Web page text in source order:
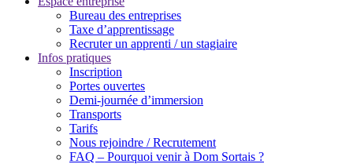
Bureau des entreprises
Taxe d’apprentissage
Recruter un apprenti / un stagiaire
Infos pratiques
Inscription
Portes ouvertes
Demi-journée d’immersion
Transports
Tarifs
Nous rejoindre / Recrutement
FAQ – Pourquoi venir à Dom Sortais ?